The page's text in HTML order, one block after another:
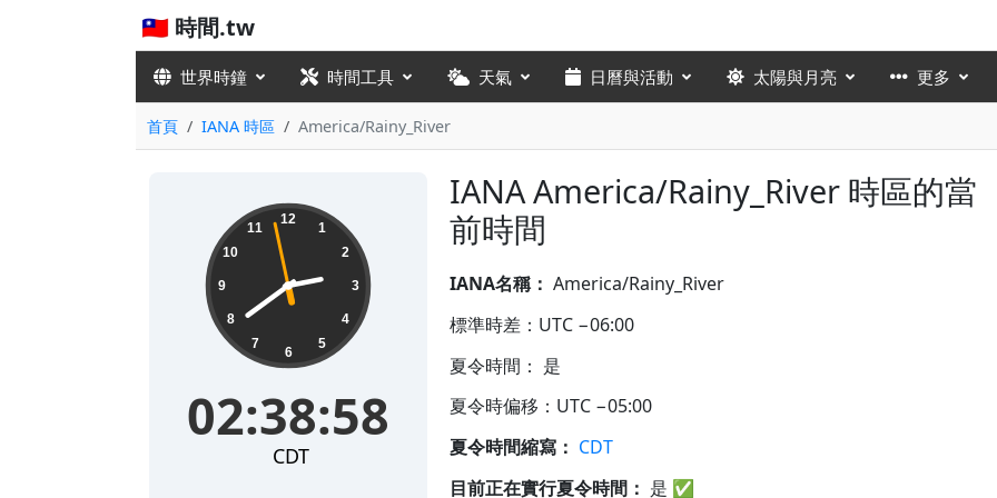
🇹🇼 時間.tw
世界時鐘 時間工具 天氣 日曆與活動 太陽與月亮 更多
首頁 IANA 時區 America/Rainy_River
IANA America/Rainy_River 時區的當
前時間
02:38:59 12
1
2
3
4
5
6
7
8
9
10
11
02:38:59
CDT
IANA名稱： America/Rainy_River
標準時差：UTC −06:00
夏令時間： 是
夏令時偏移：UTC −05:00
夏令時間縮寫： CDT
目前正在實行夏令時間： 是 ✅